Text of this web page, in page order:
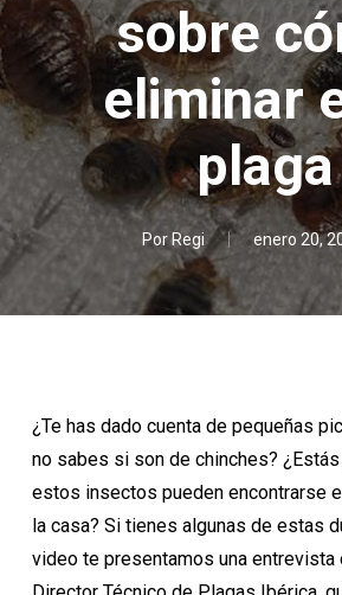
sobre
eliminar
plaga
PorRegi enero 20,
¿Te has dado cuenta de pequeñas
no sabes si son de chinches?
estos insectos pueden encontrarse
la casa? Si tienes algunas de estas
video te presentamos una entrevista